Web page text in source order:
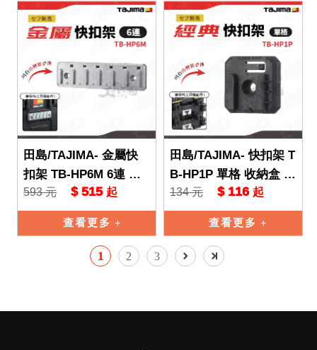
田島/TAJIMA- 金屬快
扣架 TB-HP6M 6連 收
納盒 收納箱 工具盒 ⼯
具箱
593 元 $ 515 起
查看更多
田島/TAJIMA- 快扣架 T
B-HP1P 單格 收納盒 收
納箱 工具盒 ⼯具箱
134 元 $ 116 起
查看更多
1 2 3